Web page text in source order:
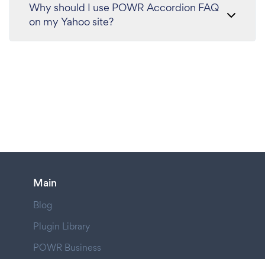
Why should I use POWR Accordion FAQ
on my Yahoo site?
Main
Blog
Plugin Library
POWR Business